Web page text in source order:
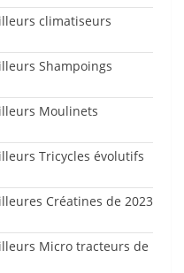
climatiseurs
Shampoings
Moulinets
Tricycles évolutifs
Créatines de 2023
Micro tracteurs de